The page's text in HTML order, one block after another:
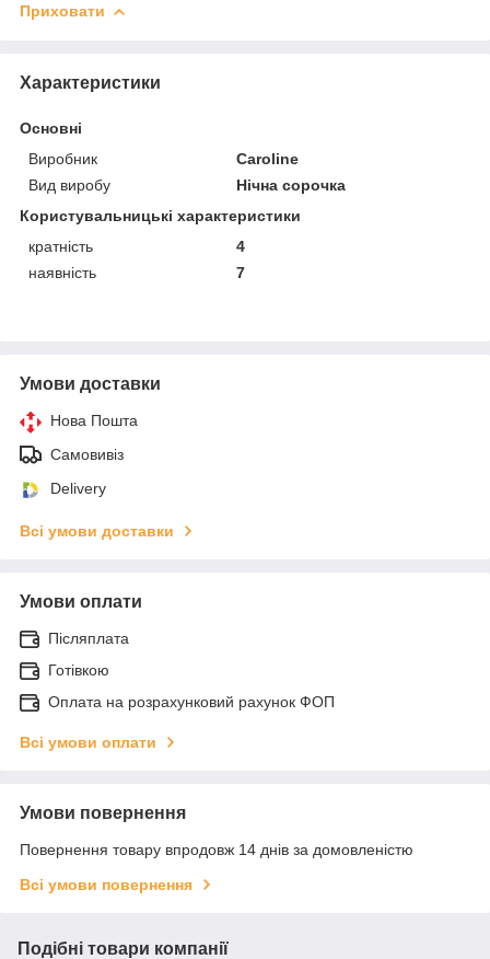
Приховати
Характеристики
Основні
Виробник
Caroline
Вид виробу
Нічна сорочка
Користувальницькі характеристики
кратність
4
наявність
7
Умови доставки
Нова Пошта
Самовивіз
Delivery
Всі умови доставки
Умови оплати
Післяплата
Готівкою
Оплата на розрахунковий рахунок ФОП
Всі умови оплати
Умови повернення
Повернення товару впродовж 14 днів за домовленістю
Всі умови повернення
Подібні товари компанії